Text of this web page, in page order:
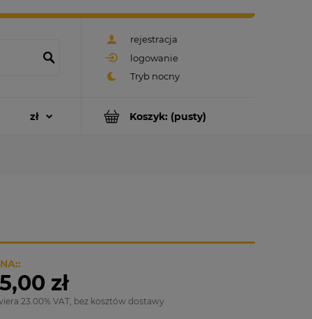
rejestracja
logowanie
Koszyk: (pusty)
zł
23.00% VAT, bez kosztów dostawy